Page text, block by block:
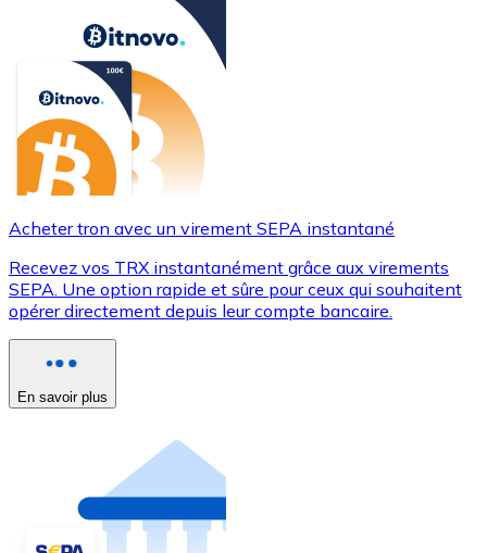
Acheter tron avec un virement SEPA instantané
Recevez vos TRX instantanément grâce aux virements
SEPA. Une option rapide et sûre pour ceux qui souhaitent
opérer directement depuis leur compte bancaire.
En savoir plus